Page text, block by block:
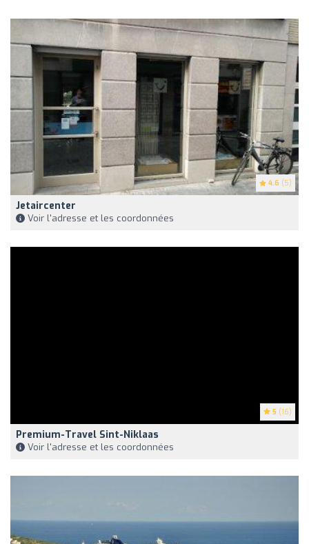
4.6 (5)
Jetaircenter
Voir l'adresse et les coordonnées
5 (16)
Premium-Travel Sint-Niklaas
Voir l'adresse et les coordonnées